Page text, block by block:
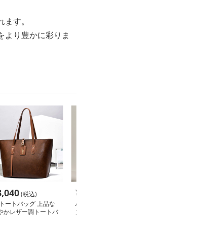
す。
より豊かに彩りま
(税込)
ートバッグ 上品な
かレザー調トートバ
¥
A4トートバッグ 上品な
丸メダルデザイン 本革